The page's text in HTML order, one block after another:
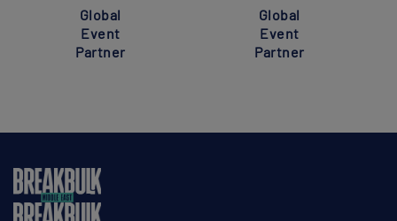
Global
Event
Partner
Global
Event
Partner